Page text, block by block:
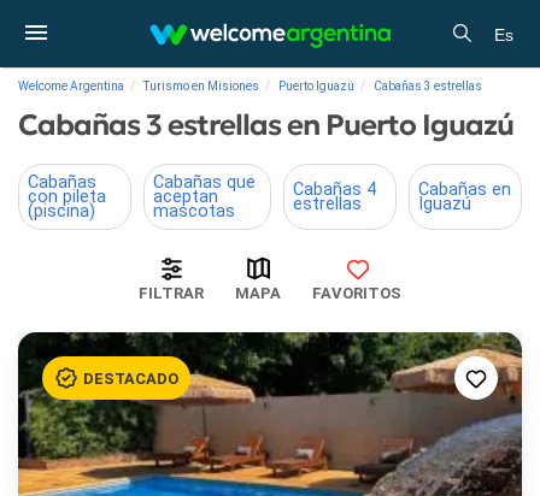
Es
Welcome Argentina Turismo en Misiones Puerto Iguazú Cabañas 3 estrellas
Cabañas 3 estrellas en Puerto Iguazú
Cabañas
con pileta
(piscina)
Cabañas que
aceptan
mascotas
Cabañas 4
estrellas
Cabañas en
Iguazú
FILTRAR MAPA FAVORITOS